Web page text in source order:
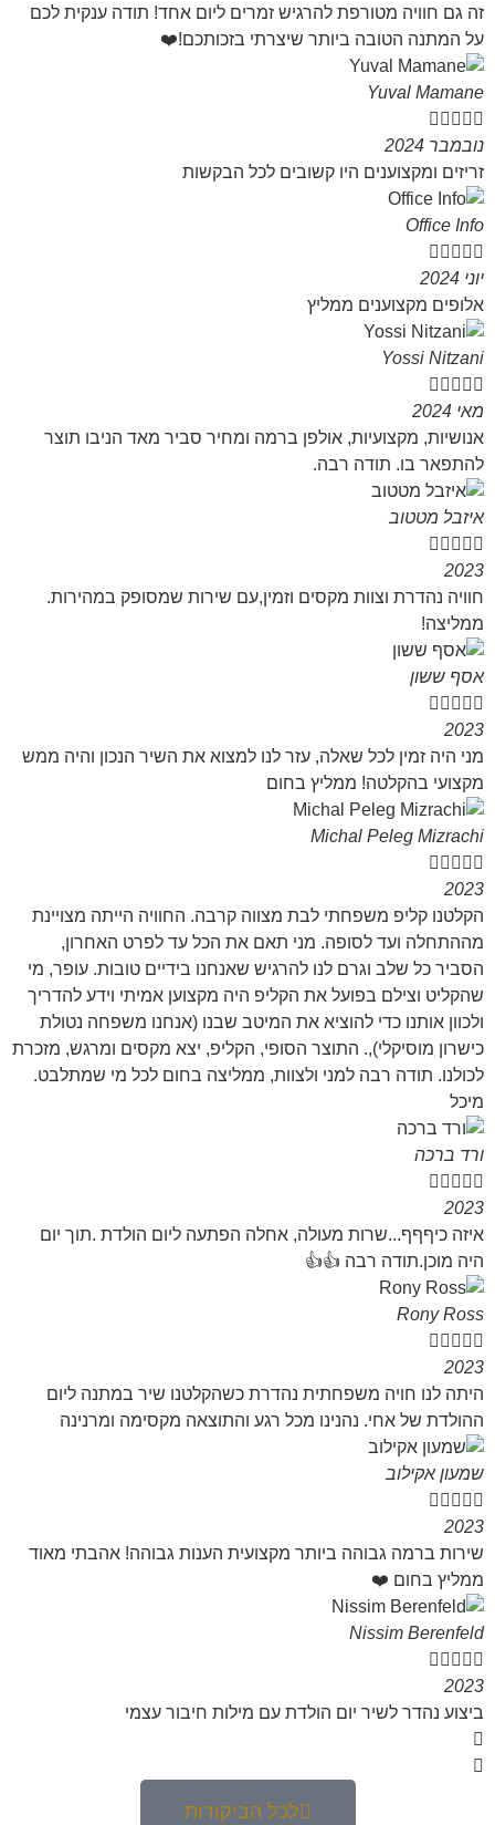
זה גם חוויה מטורפת להרגיש זמרים ליום אחד! תודה ענקית לכם
על המתנה הטובה ביותר שיצרתי בזכותכם!❤️
Yuval Mamane
    
נובמבר 2024
זריזים ומקצוענים היו קשובים לכל הבקשות
Office Info
    
יוני 2024
אלופים מקצוענים ממליץ
Yossi Nitzani
    
מאי 2024
אנושיות, מקצועיות, אולפן ברמה ומחיר סביר מאד הניבו תוצר
להתפאר בו. תודה רבה.
איזבל מטטוב
    
2023
חוויה נהדרת וצוות מקסים וזמין,עם שירות שמסופק במהירות.
ממליצה!
אסף ששון
    
2023
מני היה זמין לכל שאלה, עזר לנו למצוא את השיר הנכון והיה ממש
מקצועי בהקלטה! ממליץ בחום
Michal Peleg Mizrachi
    
2023
הקלטנו קליפ משפחתי לבת מצווה קרבה. החוויה הייתה מצויינת
מההתחלה ועד לסופה. מני תאם את הכל עד לפרט האחרון,
הסביר כל שלב וגרם לנו להרגיש שאנחנו בידיים טובות. עופר, מי
שהקליט וצילם בפועל את הקליפ היה מקצוען אמיתי וידע להדריך
ולכוון אותנו כדי להוציא את המיטב שבנו (אנחנו משפחה נטולת
כישרון מוסיקלי),. התוצר הסופי, הקליפ, יצא מקסים ומרגש, מזכרת
לכולנו. תודה רבה למני ולצוות, ממליצה בחום לכל מי שמתלבט.
מיכל
ורד ברכה
    
2023
איזה כיףףף...שרות מעולה, אחלה הפתעה ליום הולדת .תוך יום
היה מוכן.תודה רבה 👍👍
Rony Ross
    
2023
היתה לנו חויה משפחתית נהדרת כשהקלטנו שיר במתנה ליום
ההולדת של אחי. נהנינו מכל רגע והתוצאה מקסימה ומרנינה
שמעון אקילוב
    
2023
שירות ברמה גבוהה ביותר מקצועית הענות גבוהה! אהבתי מאוד
ממליץ בחום ❤️
Nissim Berenfeld
    
2023
ביצוע נהדר לשיר יום הולדת עם מילות חיבור עצמי
לכל הביקורות